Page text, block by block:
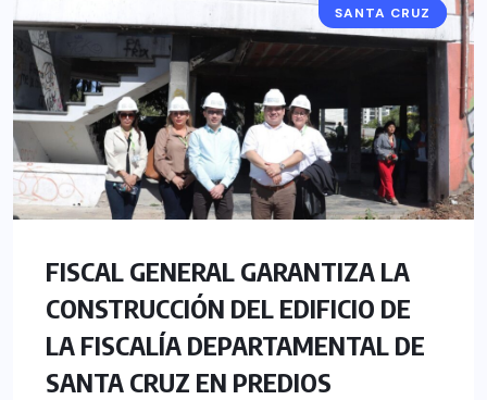
NOTICIAS
SANTA CRUZ
FISCAL GENERAL GARANTIZA LA
CONSTRUCCIÓN DEL EDIFICIO DE
LA FISCALÍA DEPARTAMENTAL DE
SANTA CRUZ EN PREDIOS